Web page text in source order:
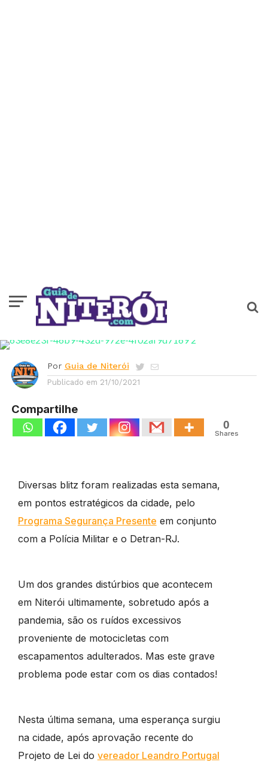
de lei, fiscalização de
motos barulhentas começa
a virar rotina em Niterói
Por Guia de Niterói
Publicado em 21/10/2021
Compartilhe
0
Shares
Diversas blitz foram realizadas esta semana,
em pontos estratégicos da cidade, pelo
Programa Segurança Presente em conjunto
com a Polícia Militar e o Detran-RJ.
Um dos grandes distúrbios que acontecem
em Niterói ultimamente, sobretudo após a
pandemia, são os ruídos excessivos
proveniente de motocicletas com
escapamentos adulterados. Mas este grave
problema pode estar com os dias contados!
Nesta última semana, uma esperança surgiu
na cidade, após aprovação recente do
Projeto de Lei do vereador Leandro Portugal